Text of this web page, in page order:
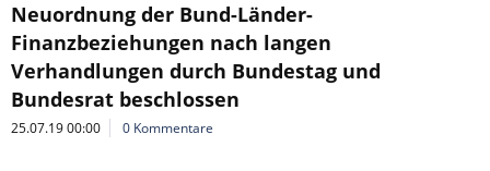
Neuordnung der Bund-Länder-
Finanzbeziehungen nach langen
Verhandlungen durch Bundestag und
Bundesrat beschlossen
25.07.19 00:00 0 Kommentare